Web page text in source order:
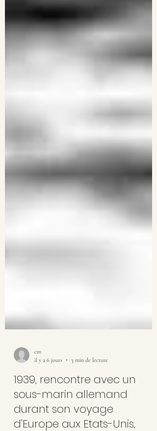
il y a 6 jours
3 min de lecture
1939, rencontre avec un
sous-marin allemand